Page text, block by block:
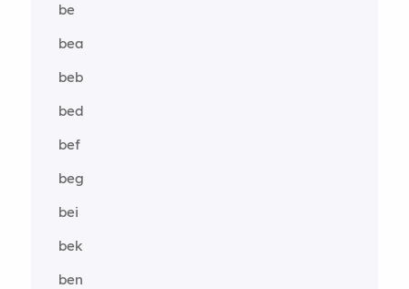
be
bea
beb
bed
bef
beg
bei
bek
ben